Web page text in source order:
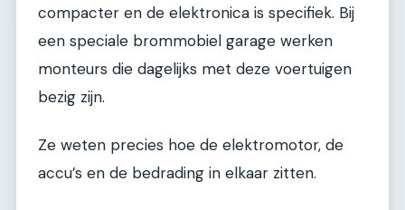
compacter en de elektronica is specifiek. Bij
een speciale brommobiel garage werken
monteurs die dagelijks met deze voertuigen
bezig zijn.
Ze weten precies hoe de elektromotor, de
accu’s en de bedrading in elkaar zitten.